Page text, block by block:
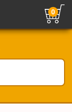
0